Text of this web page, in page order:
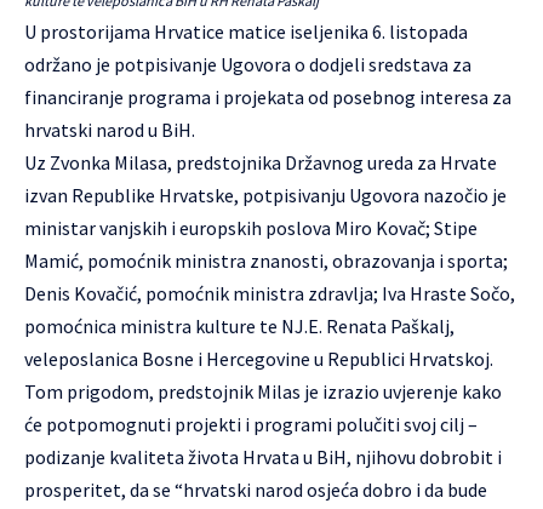
U prostorijama Hrvatice matice iseljenika 6. listopada
održano je potpisivanje Ugovora o dodjeli sredstava za
financiranje programa i projekata od posebnog interesa za
hrvatski narod u BiH.
Uz Zvonka Milasa, predstojnika Državnog ureda za Hrvate
izvan Republike Hrvatske, potpisivanju Ugovora nazočio je
ministar vanjskih i europskih poslova Miro Kovač; Stipe
Mamić, pomoćnik ministra znanosti, obrazovanja i sporta;
Denis Kovačić, pomoćnik ministra zdravlja; Iva Hraste Sočo,
pomoćnica ministra kulture te NJ.E. Renata Paškalj,
veleposlanica Bosne i Hercegovine u Republici Hrvatskoj.
Tom prigodom, predstojnik Milas je izrazio uvjerenje kako
će potpomognuti projekti i programi polučiti svoj cilj –
podizanje kvaliteta života Hrvata u BiH, njihovu dobrobit i
prosperitet, da se “hrvatski narod osjeća dobro i da bude